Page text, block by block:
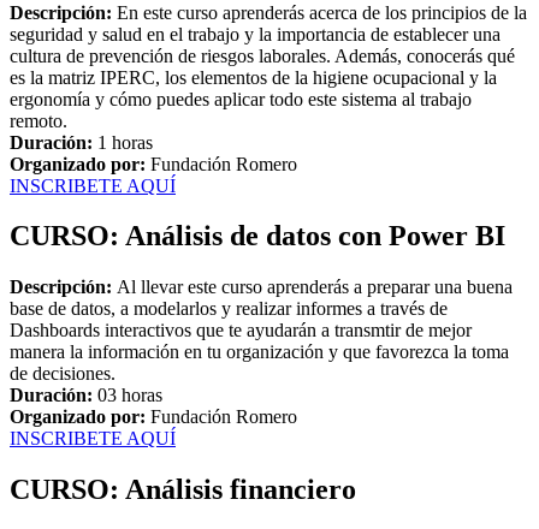
Descripción: En este curso aprenderás acerca de los principios de la
seguridad y salud en el trabajo y la importancia de establecer una
cultura de prevención de riesgos laborales. Además, conocerás qué
es la matriz IPERC, los elementos de la higiene ocupacional y la
ergonomía y cómo puedes aplicar todo este sistema al trabajo
remoto.
Duración: 1 horas
Organizado por: Fundación Romero
INSCRIBETE AQUÍ
CURSO: Análisis de datos con Power BI
Descripción: Al llevar este curso aprenderás a preparar una buena
base de datos, a modelarlos y realizar informes a través de
Dashboards interactivos que te ayudarán a transmtir de mejor
manera la información en tu organización y que favorezca la toma
de decisiones.
Duración: 03 horas
Organizado por: Fundación Romero
INSCRIBETE AQUÍ
CURSO: Análisis financiero